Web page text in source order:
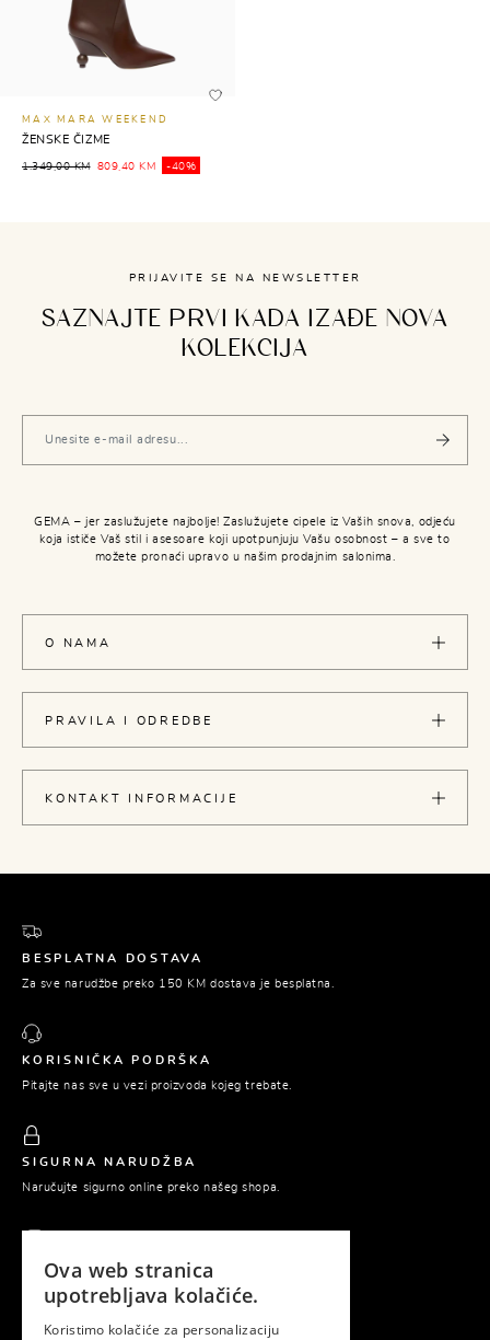
MAX MARA WEEKEND
ŽENSKE ČIZME
1.349,00 KM 809,40 KM -40%
PRIJAVITE SE NA NEWSLETTER
SAZNAJTE PRVI KADA IZAĐE NOVA
KOLEKCIJA
GEMA – jer zaslužujete najbolje! Zaslužujete cipele iz Vaših snova, odjeću
koja ističe Vaš stil i asesoare koji upotpunjuju Vašu osobnost – a sve to
možete pronaći upravo u našim prodajnim salonima.
O NAMA
PRAVILA I ODREDBE
KONTAKT INFORMACIJE
BESPLATNA DOSTAVA
Za sve narudžbe preko 150 KM dostava je besplatna.
KORISNIČKA PODRŠKA
Pitajte nas sve u vezi proizvoda kojeg trebate.
SIGURNA NARUDŽBA
Naručujte sigurno online preko našeg shopa.
PLAĆANJE POUZEĆEM
Platite tek prilikom preuzimanja naručene robe.
Ova web stranica
upotrebljava kolačiće.
Koristimo kolačiće za personalizaciju